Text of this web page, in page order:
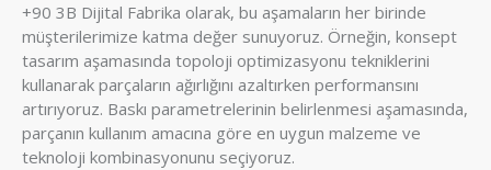
+90 3B Dijital Fabrika olarak, bu aşamaların her birinde
müşterilerimize katma değer sunuyoruz. Örneğin, konsept
tasarım aşamasında topoloji optimizasyonu tekniklerini
kullanarak parçaların ağırlığını azaltırken performansını
artırıyoruz. Baskı parametrelerinin belirlenmesi aşamasında,
parçanın kullanım amacına göre en uygun malzeme ve
teknoloji kombinasyonunu seçiyoruz.